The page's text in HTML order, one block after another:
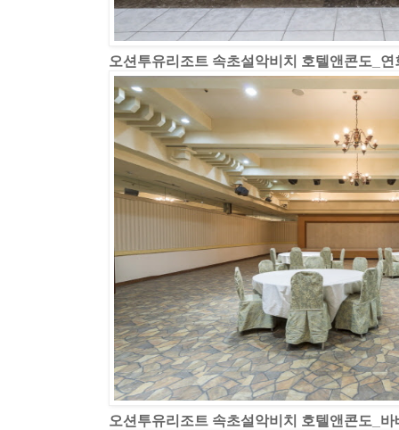
오션투유리조트 속초설악비치 호텔앤콘도_연
오션투유리조트 속초설악비치 호텔앤콘도_바